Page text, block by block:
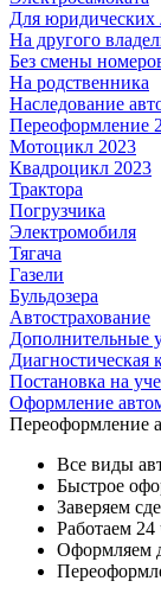
Для юридических
На другого
Без смены
На родственника
Наследование
Переоформление
Мотоцикл 2023
Квадроцикл 2023
Трактора
Погрузчика
Электромобиля
Тягача
Газели
Бульдозера
Автострахование
Дополнительные
Диагностическая
Постановка на
Оформление
Переоформление
Все виды
Быстрое
Заверяем
Работаем
Оформляем